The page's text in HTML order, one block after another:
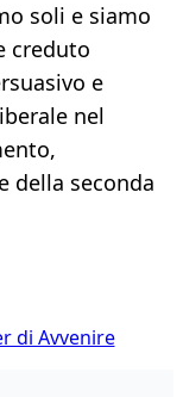
soli e siamo
creduto
e
nel
della seconda
di Avvenire